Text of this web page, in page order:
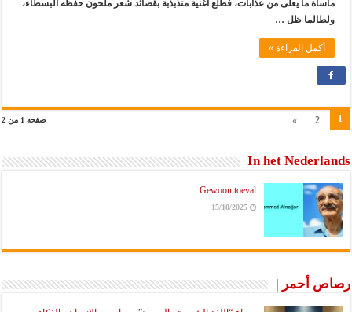
مأساة ما يعلى من عذابات، فطلع أغنية متذبذبة بقصائد شعر ملحون حفظه البسطاء،
ولطالما ظل …
أكمل القراءة »
صفحة 1 من 2 1
2
»
In het Nederlands
Gewoon toeval
15/10/2025
رصاص أحمر |